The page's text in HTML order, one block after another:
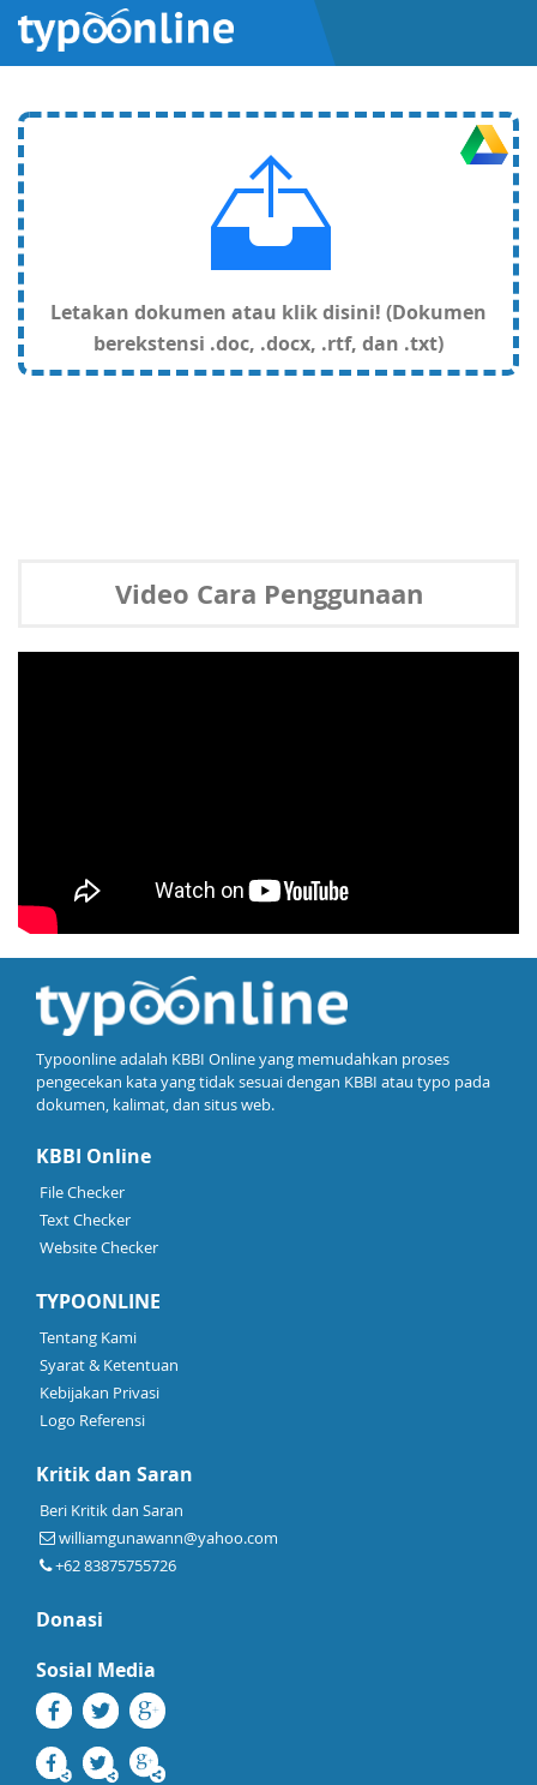
Letakan dokumen atau klik disini! (Dokumen
berekstensi .doc, .docx, .rtf, dan .txt)
Video Cara Penggunaan
Typoonline adalah KBBI Online yang memudahkan proses
pengecekan kata yang tidak sesuai dengan KBBI atau typo pada
dokumen, kalimat, dan situs web.
KBBI Online
File Checker
Text Checker
Website Checker
TYPOONLINE
Tentang Kami
Syarat & Ketentuan
Kebijakan Privasi
Logo Referensi
Kritik dan Saran
Beri Kritik dan Saran
williamgunawann@yahoo.com
+62 83875755726
Donasi
Sosial Media